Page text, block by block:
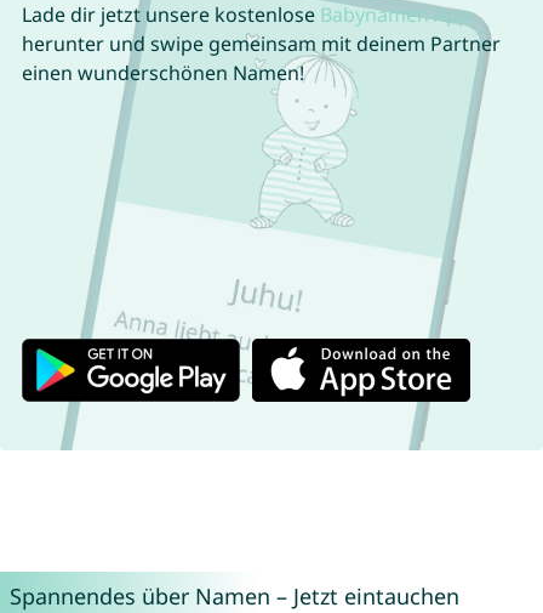
Lade dir jetzt unsere kostenlose Babynamen App
herunter und swipe gemeinsam mit deinem Partner
einen wunderschönen Namen!
Spannendes über Namen – Jetzt eintauchen